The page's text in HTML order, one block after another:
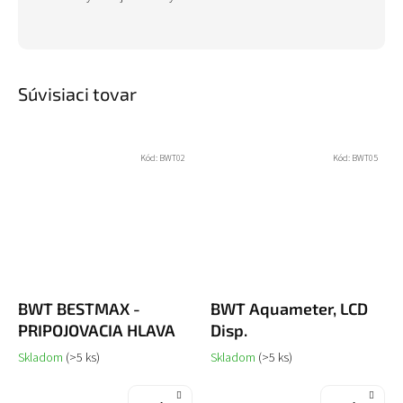
Súvisiaci tovar
BWT BESTMAX -
PRIPOJOVACIA HLAVA
Skladom (>5 ks)
Kód: BWT02
BWT Aquameter, LCD
Disp.
Skladom (>5 ks)
Kód: BWT05